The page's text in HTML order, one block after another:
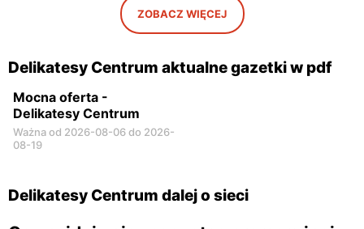
ZOBACZ WIĘCEJ
Delikatesy Centrum aktualne gazetki w pdf
Mocna oferta -
Delikatesy Centrum
Ważna od 2026-08-06 do 2026-
08-19
Delikatesy Centrum dalej o sieci